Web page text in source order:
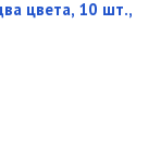
цвета, 10 шт.,